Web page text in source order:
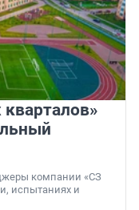
компании «СЗ
испытаниях и